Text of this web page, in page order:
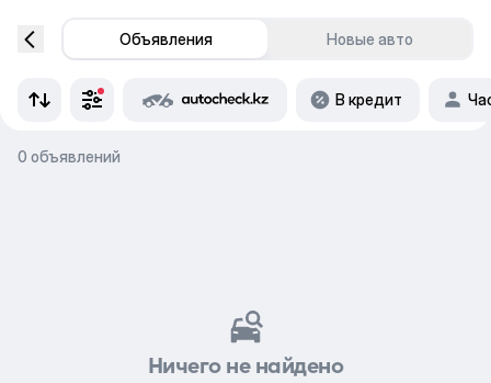
Объявления Новые авто
В кредит
0 объявлений
Ничего не найдено